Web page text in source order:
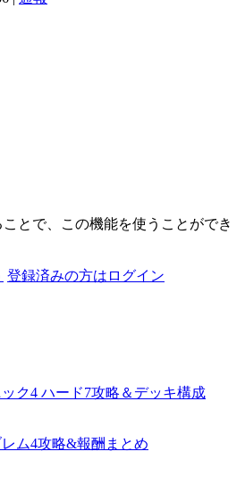
とで、この機能を使うことができ
登録済みの方はログイン
ク4 ハード7攻略＆デッキ構成
ム4攻略&報酬まとめ